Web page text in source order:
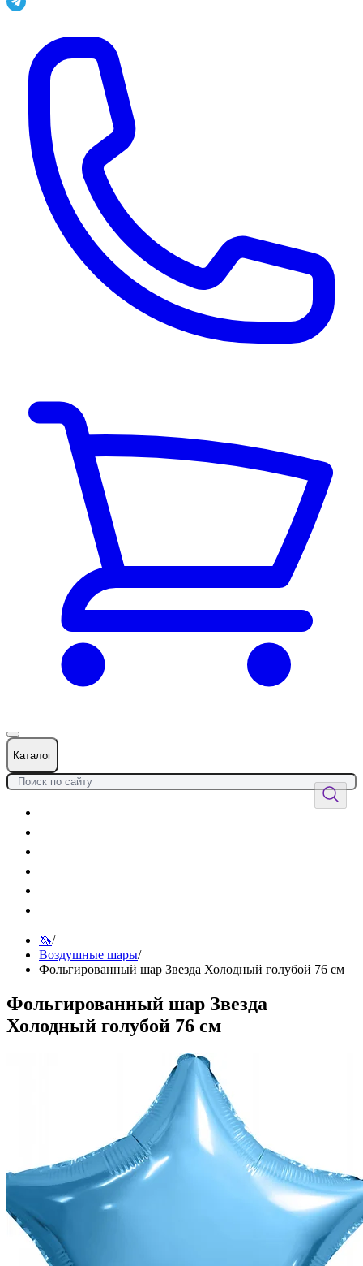
Каталог
🦄/
Воздушные шары/
Фольгированный шар Звезда Холодный голубой 76 см
Фольгированный шар Звезда
Холодный голубой 76 см